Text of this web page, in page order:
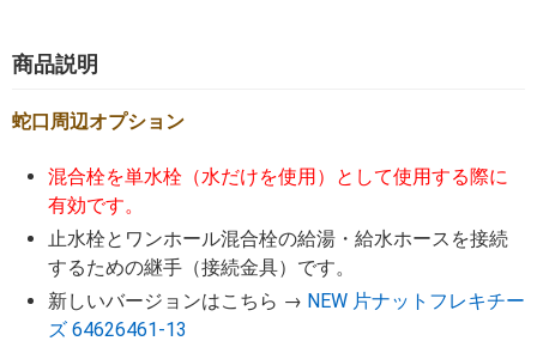
商品説明
蛇口周辺オプション
混合栓を単水栓（水だけを使用）として使用する際に
有効です。
止水栓とワンホール混合栓の給湯・給水ホースを接続
するための継手（接続金具）です。
新しいバージョンはこちら → NEW 片ナットフレキチー
ズ 64626461-13